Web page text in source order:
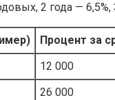
2 года —
Процент за
12 000
26 000